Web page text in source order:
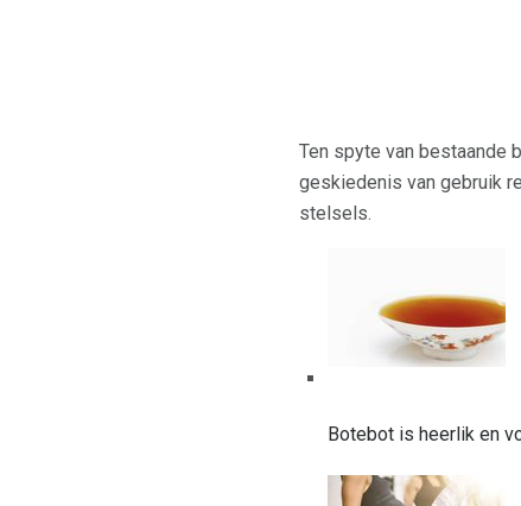
Ten spyte van bestaande
geskiedenis van gebruik
stelsels.
Botebot is heerlik en